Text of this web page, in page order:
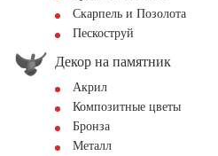
Скарпель и Позолота
Пескоструй
Декор на памятник
Акрил
Композитные цветы
Бронза
Металл